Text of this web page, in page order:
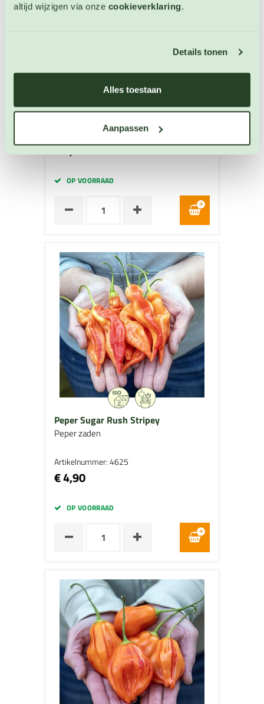
altijd wijzigen via onze cookieverklaring.
Details tonen
Alles toestaan
Aanpassen
Peper Ring of Fire
Peper zaden
Artikelnummer: 756
€ 3,55
OP VOORRAAD
Peper Sugar Rush Stripey
Peper zaden
Artikelnummer: 4625
€ 4,90
OP VOORRAAD